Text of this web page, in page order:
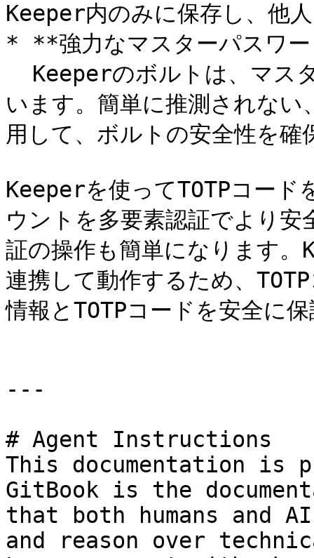
Keeper内のみに保存し、他
* **強力なマスターパスワ
います。簡単に推測されな
用して、ボルトの安全性を確
Keeperを使ってTOTPコード
ウントを多要素認証でより
証の操作も簡単になります
連携して動作するため、
情報とTOTPコードを安全に
---
# Agent Instructions
This documentation is
GitBook is the
that both humans and
and reason over